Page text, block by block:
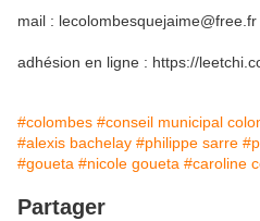
mail : lecolombesquejaime@free.fr
adhésion en ligne : https://
#colombes #conseil municipal
#alexis bachelay #philippe sarre
#goueta #nicole goueta #caroline
Partager